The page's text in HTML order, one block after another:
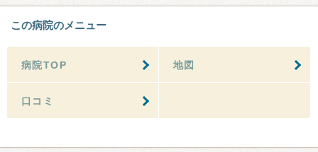
この病院のメニュー
病院TOP 地図
口コミ